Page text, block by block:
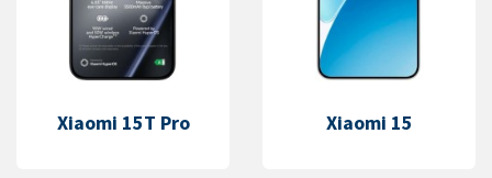
Xiaomi 15T Pro Xiaomi 15